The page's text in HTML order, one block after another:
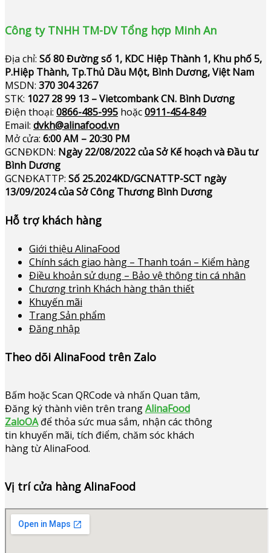
Công ty TNHH TM-DV Tổng hợp Minh An
Địa chỉ: Số 80 Đường số 1, KDC Hiệp Thành 1, Khu phố 5,
P.Hiệp Thành, Tp.Thủ Dầu Một, Bình Dương, Việt Nam
MSDN: 370 304 3267
STK: 1027 28 99 13 – Vietcombank CN. Bình Dương
Điện thoại: 0866-485-995 hoặc0911-454-849
Email: dvkh@alinafood.vn
Mở cửa: 6:00 AM – 20:30 PM
GCNĐKDN: Ngày 22/08/2022 của Sở Kế hoạch và Đầu tư
Bình Dương
GCNĐKATTP: Số 25.2024KD/GCNATTP-SCT ngày
13/09/2024 của Sở Công Thương Bình Dương
Hỗ trợ khách hàng
Giới thiệu AlinaFood
Chính sách giao hàng – Thanh toán – Kiểm hàng
Điều khoản sử dụng – Bảo vệ thông tin cá nhân
Chương trình Khách hàng thân thiết
Khuyến mãi
Trang Sản phẩm
Đăng nhập
Theo dõi AlinaFood trên Zalo
Bấm hoặcScan QRCode và nhấn Quan tâm,
Đăng ký thành viên trên trangAlinaFood
ZaloOAđể thỏa sức mua sắm, nhận các thông
tin khuyến mãi, tích điểm, chăm sóc khách
hàng từ AlinaFood.
Vị trí cửa hàng AlinaFood